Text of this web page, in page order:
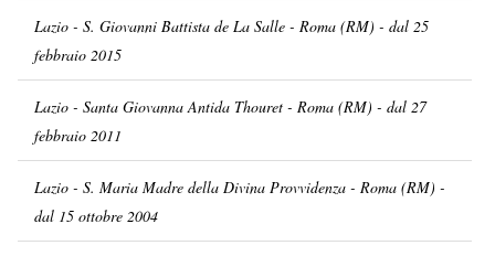
Lazio - S. Giovanni Battista de La Salle - Roma (RM) - dal 25
febbraio 2015
Lazio - Santa Giovanna Antida Thouret - Roma (RM) - dal 27
febbraio 2011
Lazio - S. Maria Madre della Divina Provvidenza - Roma (RM) -
dal 15 ottobre 2004